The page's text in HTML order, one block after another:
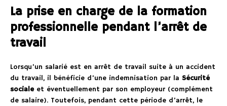
La prise en charge de la formation
professionnelle pendant l’arrêt de
travail
Lorsqu’un salarié est en arrêt de travail suite à un accident
du travail, il bénéficie d’une indemnisation par la Sécurité
socialeet éventuellement par son employeur (complément
de salaire). Toutefois, pendant cette période d’arrêt, le